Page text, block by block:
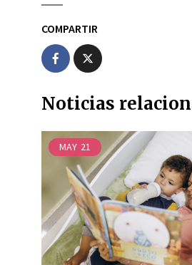
COMPARTIR
Noticias
MAY 21